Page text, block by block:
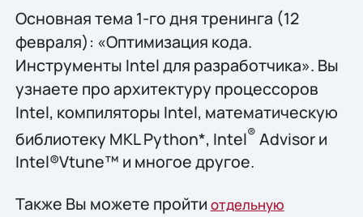
Основная тема 1-го дня тренинга (12
февраля): «Оптимизация кода.
Инструменты Intel для разработчика». Вы
узнаете про архитектуру процессоров
Intel, компиляторы Intel, математическую
библиотеку MKL Python*, Intel® Advisor и
Intel®Vtune™ и многое другое.
Также Вы можете пройти отдельную